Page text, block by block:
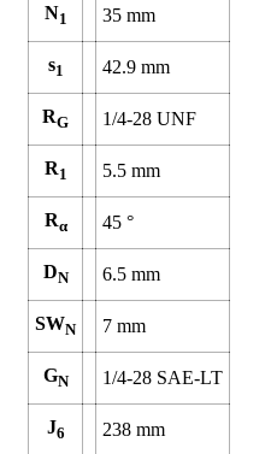
N1 35mm
s1 42.9mm
RG 1/4-28 UNF
R1 5.5mm
Rα 45°
DN 6.5mm
SWN 7mm
GN 1/4-28 SAE-LT
J6 238mm